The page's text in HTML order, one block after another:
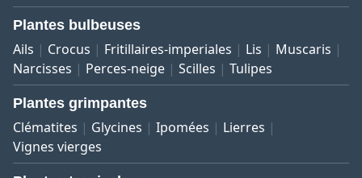
Plantes bulbeuses
Ails Crocus Fritillaires-imperiales Lis
Muscaris
Narcisses
Perces-neige Scilles Tulipes
Plantes grimpantes
Clématites Glycines Ipomées
Lierres
Vignes vierges